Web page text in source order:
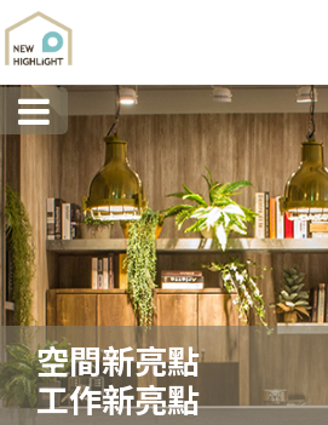
空間新亮點
工作新亮點